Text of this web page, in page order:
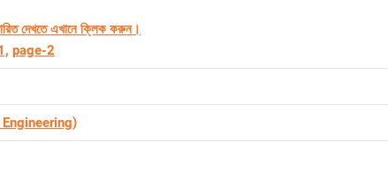
দেখতে এখানে ক্লিক করুন।
page-2